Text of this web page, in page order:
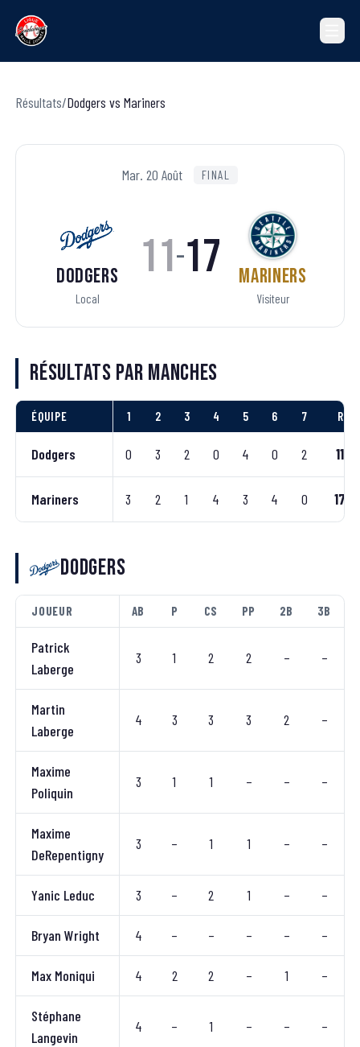
Résultats/Dodgers vs Mariners
Mar. 20 Août FINAL
Dodgers
Local
11–17 Mariners
Visiteur
Résultats par manches
ÉQUIPE 1 2 3 4 5 6 7 R
Dodgers 0 3 2 0 4 0 2 11
Mariners 3 2 1 4 3 4 0 17
Dodgers
JOUEUR AB P CS PP 2B 3B
Patrick
Laberge
3 1 2 2 – –
Martin
Laberge
4 3 3 3 2 –
Maxime
Poliquin
3 1 1 – – –
Maxime
DeRepentigny
3 – 1 1 – –
Yanic Leduc 3 – 2 1 – –
Bryan Wright 4 – – – – –
Max Moniqui 4 2 2 – 1 –
Stéphane
Langevin
4 – 1 – – –